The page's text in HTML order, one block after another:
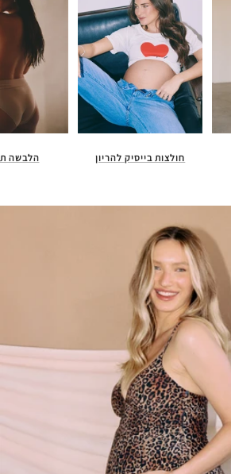
חולצות בייסיק להריון הלבשה